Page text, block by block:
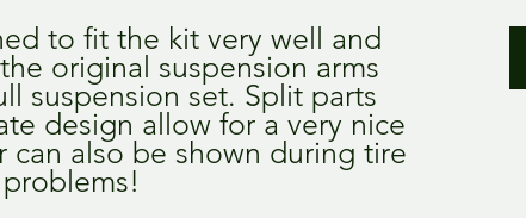
to fit the kit very well and
original suspension arms
suspension set. Split parts
design allow for a very nice
can also be shown during tire